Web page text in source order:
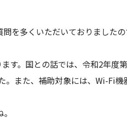
を多くいただいておりました
す。国との話では、令和2年度
また、補助対象には、Wi-Fi